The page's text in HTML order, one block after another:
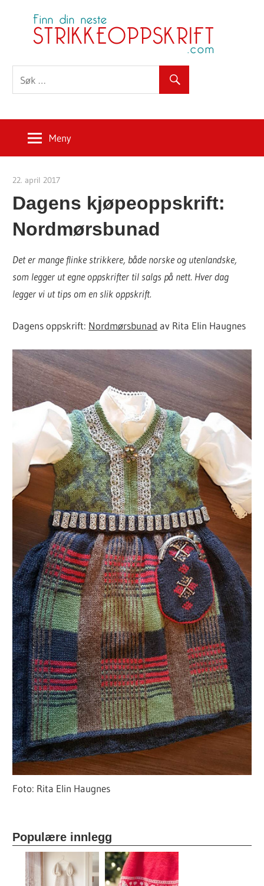
Meny
22. april 2017
Dagens kjøpeoppskrift:
Nordmørsbunad
Det er mange flinke strikkere, både norske og utenlandske,
som legger ut egne oppskrifter til salgs på nett. Hver dag
legger vi ut tips om en slik oppskrift.
Dagens oppskrift: Nordmørsbunad av Rita Elin Haugnes
Foto: Rita Elin Haugnes
Populære innlegg